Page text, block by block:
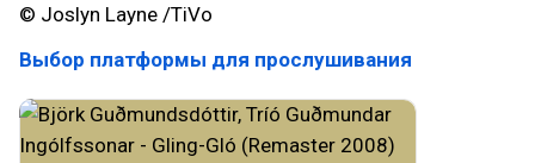
© Joslyn Layne /TiVo
Выбор платформы для прослушивания